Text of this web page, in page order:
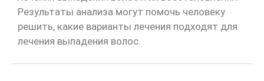
Результаты анализа могут помочь человеку
решить, какие варианты лечения подходят для
лечения выпадения волос.